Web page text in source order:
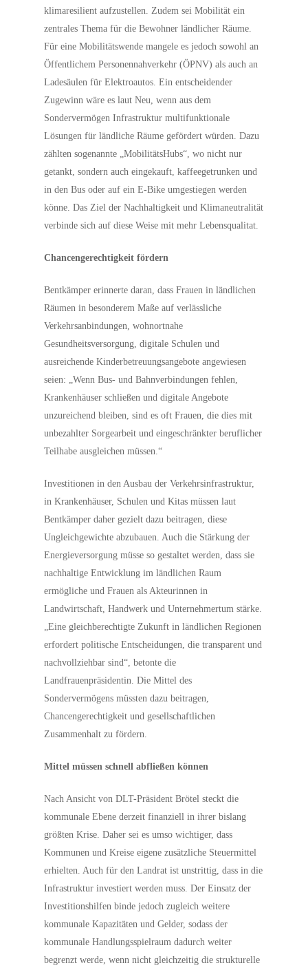
klimaresilient aufzustellen. Zudem sei Mobilität ein
zentrales Thema für die Bewohner ländlicher Räume.
Für eine Mobilitätswende mangele es jedoch sowohl an
Öffentlichem Personennahverkehr (ÖPNV) als auch an
Ladesäulen für Elektroautos. Ein entscheidender
Zugewinn wäre es laut Neu, wenn aus dem
Sondervermögen Infrastruktur multifunktionale
Lösungen für ländliche Räume gefördert würden. Dazu
zählten sogenannte „MobilitätsHubs“, wo nicht nur
getankt, sondern auch eingekauft, kaffeegetrunken und
in den Bus oder auf ein E-Bike umgestiegen werden
könne. Das Ziel der Nachhaltigkeit und Klimaneutralität
verbinde sich auf diese Weise mit mehr Lebensqualitat.
Chancengerechtigkeit fördern
Bentkämper erinnerte daran, dass Frauen in ländlichen
Räumen in besonderem Maße auf verlässliche
Verkehrsanbindungen, wohnortnahe
Gesundheitsversorgung, digitale Schulen und
ausreichende Kinderbetreuungsangebote angewiesen
seien: „Wenn Bus- und Bahnverbindungen fehlen,
Krankenhäuser schließen und digitale Angebote
unzureichend bleiben, sind es oft Frauen, die dies mit
unbezahlter Sorgearbeit und eingeschränkter beruflicher
Teilhabe ausgleichen müssen.“
Investitionen in den Ausbau der Verkehrsinfrastruktur,
in Krankenhäuser, Schulen und Kitas müssen laut
Bentkämper daher gezielt dazu beitragen, diese
Ungleichgewichte abzubauen. Auch die Stärkung der
Energieversorgung müsse so gestaltet werden, dass sie
nachhaltige Entwicklung im ländlichen Raum
ermögliche und Frauen als Akteurinnen in
Landwirtschaft, Handwerk und Unternehmertum stärke.
„Eine gleichberechtigte Zukunft in ländlichen Regionen
erfordert politische Entscheidungen, die transparent und
nachvollziehbar sind“, betonte die
Landfrauenpräsidentin. Die Mittel des
Sondervermögens müssten dazu beitragen,
Chancengerechtigkeit und gesellschaftlichen
Zusammenhalt zu fördern.
Mittel müssen schnell abfließen können
Nach Ansicht von DLT-Präsident Brötel steckt die
kommunale Ebene derzeit finanziell in ihrer bislang
größten Krise. Daher sei es umso wichtiger, dass
Kommunen und Kreise eigene zusätzliche Steuermittel
erhielten. Auch für den Landrat ist unstrittig, dass in die
Infrastruktur investiert werden muss. Der Einsatz der
Investitionshilfen binde jedoch zugleich weitere
kommunale Kapazitäten und Gelder, sodass der
kommunale Handlungsspielraum dadurch weiter
begrenzt werde, wenn nicht gleichzeitig die strukturelle